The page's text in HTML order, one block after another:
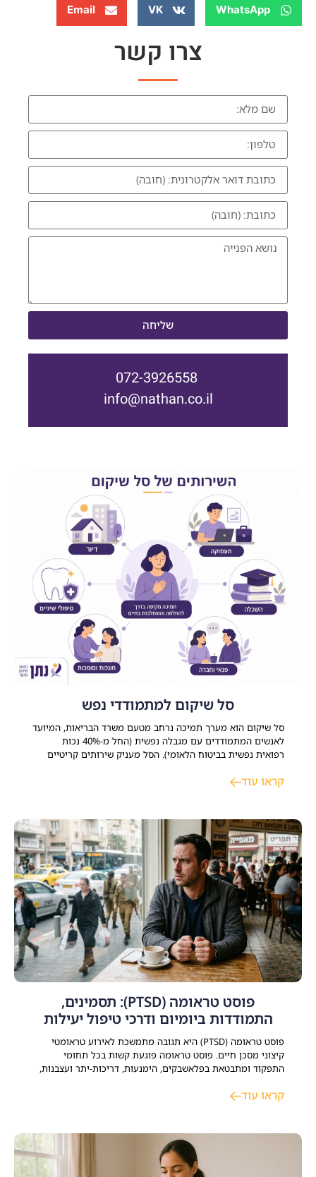
WhatsApp
VK
Email
צרו קשר
שליחה
072-3926558
info@nathan.co.il
סל שיקום למתמודדי נפש
סל שיקום הוא מערך תמיכה נרחב מטעם משרד הבריאות, המיועד
לאנשים המתמודדים עם מגבלה נפשית (החל מ-40% נכות
רפואית נפשית בביטוח הלאומי). הסל מעניק שירותים קריטיים
ברורה לסייע למשתקמים להשתלב בקהילה ולבנות חיים עצמאיים,
קראו עוד
פוסט טראומה (PTSD): תסמינים,
התמודדות ביומיום ודרכי טיפול יעילות
פוסט טראומה (PTSD) היא תגובה מתמשכת לאירוע טראומטי
קיצוני מסכן חיים. פוסט טראומה פוגעת קשות בכל תחומי
התפקוד ומתבטאת בפלאשבקים, הימנעות, דריכות-יתר ועצבנות,
ותעסוקתיים. קיימים כיום טיפולים יעילים ומוכחים – הכוללים
קראו עוד